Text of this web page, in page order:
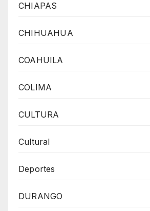
CHIAPAS
CHIHUAHUA
COAHUILA
COLIMA
CULTURA
Cultural
Deportes
DURANGO